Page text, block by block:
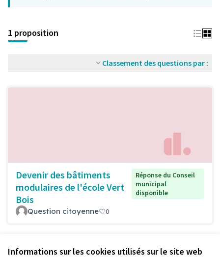
Informations sur les cookies utilisés sur le site web
1 proposition
Classement des questions par :
Devenir des bâtiments
modulaires de l'école Vert
Bois
Réponse du Conseil
municipal
disponible
Question citoyenne 0